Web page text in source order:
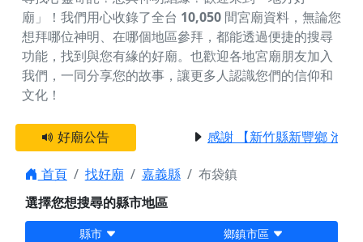
廟」！我們用心收錄了全台 10,050 間宮廟資料，無論您
想拜哪位神明、在哪個地區參拜，都能透過便捷的搜尋
功能，找到與您有緣的好廟。 也歡迎各地宮廟朋友加入
我們，一同分享您的故事，讓更多人認識您們的信仰和
文化！
好廟公告 感謝 【新竹縣新豐鄉 池和
首頁 找好廟 嘉義縣
布袋鎮
選擇您想搜尋的縣市地區
縣市 鄉鎮市區